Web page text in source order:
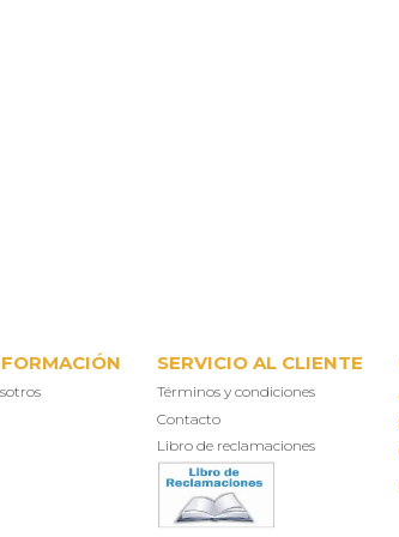
SERVICIO AL CLIENTE
Términos y condiciones
Contacto
Libro de reclamaciones